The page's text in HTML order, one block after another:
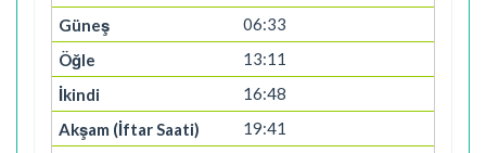
06:33
13:11
16:48
19:41